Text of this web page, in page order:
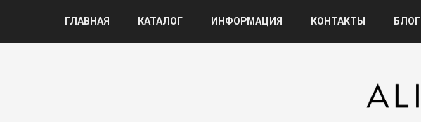
ГЛАВНАЯ КАТАЛОГ ИНФОРМАЦИЯ КОНТАКТЫ БЛОГ